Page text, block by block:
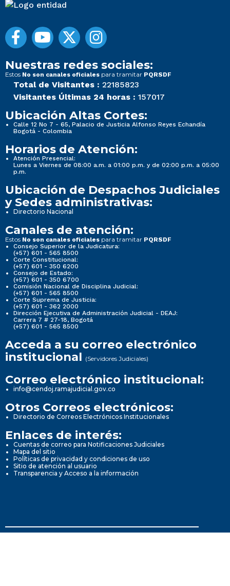
Nuestras redes sociales:
Estos No son canales oficiales para tramitar PQRSDF
Total de Visitantes : 22185823
Visitantes Últimas 24 horas : 157017
Ubicación Altas Cortes:
Calle 12 No 7 - 65, Palacio de Justicia Alfonso Reyes Echandía
Bogotá - Colombia
Horarios de Atención:
Atención Presencial:
Lunes a Viernes de 08:00 a.m. a 01:00 p.m. y de 02:00 p.m. a 05:00
p.m.
Ubicación de Despachos Judiciales
y Sedes administrativas:
Directorio Nacional
Canales de atención:
Estos No son canales oficiales para tramitar PQRSDF
Consejo Superior de la Judicatura:
(+57) 601 - 565 8500
Corte Constitucional:
(+57) 601 - 350 6200
Consejo de Estado:
(+57) 601 - 350 6700
Comisión Nacional de Disciplina Judicial:
(+57) 601 - 565 8500
Corte Suprema de Justicia:
(+57) 601 - 362 2000
Dirección Ejecutiva de Administración Judicial - DEAJ:
Carrera 7 # 27-18, Bogotá
(+57) 601 - 565 8500
Acceda a su correo electrónico
institucional (Servidores Judiciales)
Correo electrónico institucional:
info@cendoj.ramajudicial.gov.co
Otros Correos electrónicos:
Directorio de Correos Electrónicos Institucionales
Enlaces de interés:
Cuentas de correo para Notificaciones Judiciales
Mapa del sitio
Políticas de privacidad y condiciones de uso
Sitio de atención al usuario
Transparencia y Acceso a la información